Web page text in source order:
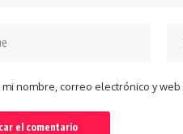
mi nombre, correo electrónico y